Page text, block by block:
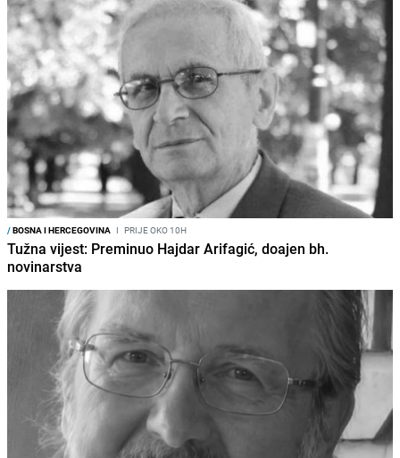
/BOSNA I HERCEGOVINA I PRIJE OKO 10H
Tužna vijest: Preminuo Hajdar Arifagić, doajen bh.
novinarstva